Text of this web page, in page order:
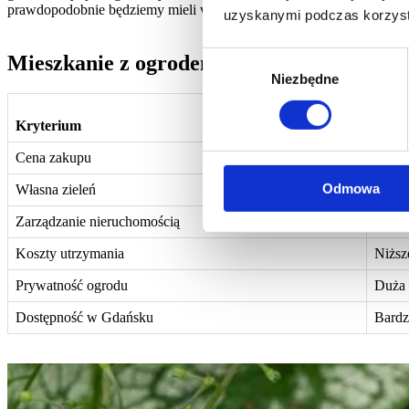
uzyskanymi podczas
Wybór
Niezbędne
Odmowa
prawdopodobnie będziemy mieli w ofercie na Olszynce w ciągu
Mieszkanie z ogrodem czy dom – szybkie
Kryterium
Cena zakupu
Własna zieleń
Zarządzanie nieruchomością
Koszty utrzymania
Prywatność ogrodu Duża
Dostępność w Gdańsku